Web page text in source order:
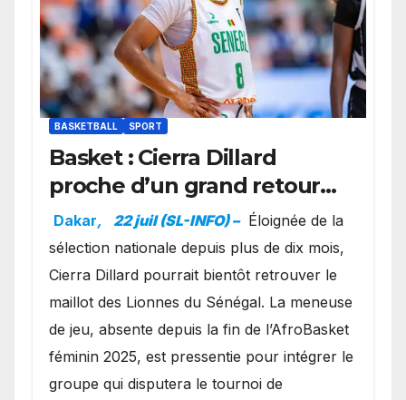
BASKETBALL SPORT
Basket : Cierra Dillard
proche d’un grand retour
avec les Lionnes ?
Dakar, 22 juil (SL-INFO) – Éloignée de la
sélection nationale depuis plus de dix mois,
Cierra Dillard pourrait bientôt retrouver le
maillot des Lionnes du Sénégal. La meneuse
de jeu, absente depuis la fin de l’AfroBasket
féminin 2025, est pressentie pour intégrer le
groupe qui disputera le tournoi de